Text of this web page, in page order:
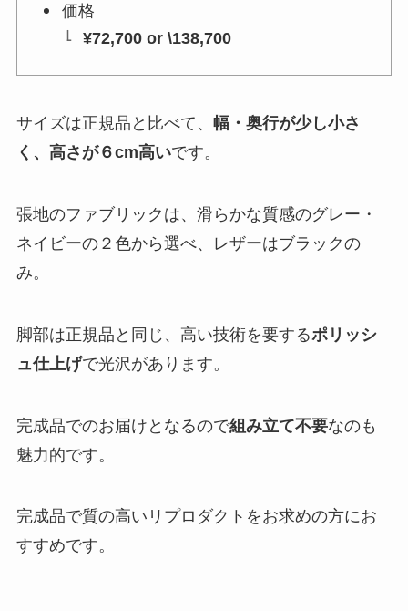
価格
¥72,700 or \138,700
サイズは正規品と比べて、 幅・奥行が少し小さ
く、高さが６cm高いです。
張地のファブリックは、滑らかな質感のグレー・
ネイビーの２色から選べ、レザーはブラックの
み。
脚部は正規品と同じ、高い技術を要するポリッシ
ュ仕上げで光沢があります。
完成品でのお届けとなるので組み立て不要なのも
魅力的です。
完成品で質の高いリプロダクトをお求めの方にお
すすめです。